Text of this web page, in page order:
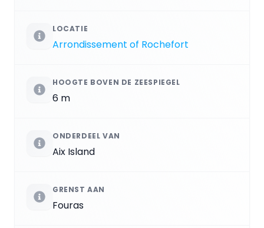
LOCATIE
Arrondissement of Rochefort
HOOGTE BOVEN DE ZEESPIEGEL
6 m
ONDERDEEL VAN
Aix Island
GRENST AAN
Fouras